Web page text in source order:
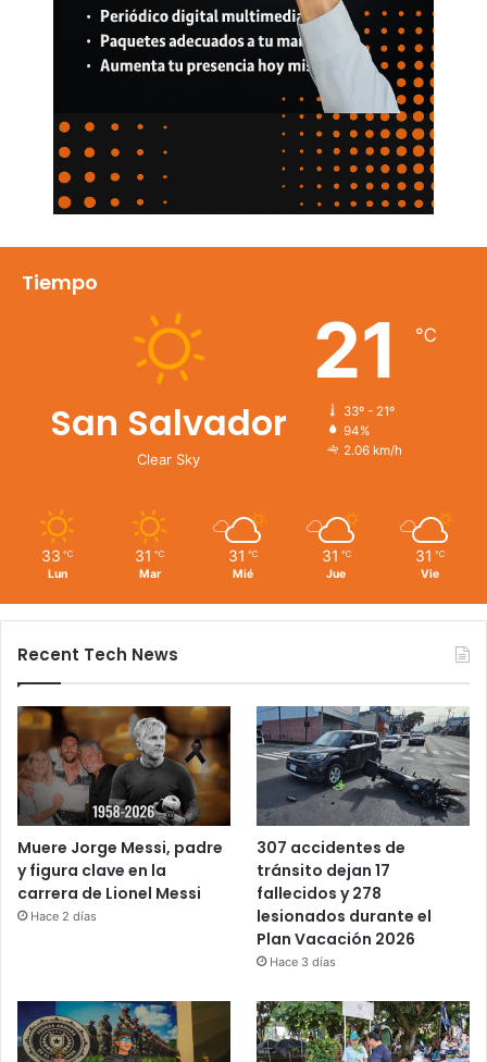
Tiempo
San Salvador
Clear Sky
21 ℃
33º - 21º
94%
2.06 km/h
33 ℃
Lun
31 ℃
Mar
31 ℃
Mié
31 ℃
Jue
31 ℃
Vie
Recent Tech News
Muere Jorge Messi, padre
y figura clave en la
carrera de Lionel Messi
Hace 2 días
307 accidentes de
tránsito dejan 17
fallecidos y 278
lesionados durante el
Plan Vacación 2026
Hace 3 días